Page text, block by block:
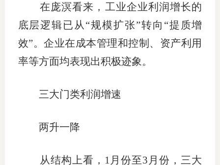
在庞溟看来，工业企业利润增长的
底层逻辑已从“规模扩张”转向“提质增
效”。企业在成本管理和控制、资产利用
率等方面均表现出积极迹象。
三大门类利润增速
两升一降
从结构上看，1月份至3月份，三大